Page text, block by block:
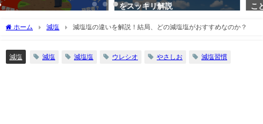
をスッキリ解説
ことを選択した？
ホーム 減塩 減塩塩の違いを解説！結局、どの減塩塩がおすすめなのか？
減塩 減塩 減塩塩 ウレシオ やさしお 減塩習慣